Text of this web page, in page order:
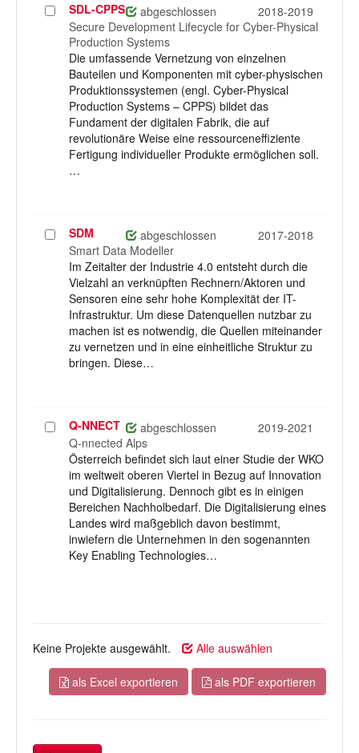
Projekt
auswählen
SDL-CPPS abgeschlossen
2018-2019
Secure Development Lifecycle for Cyber-Physical
Production Systems
Die umfassende Vernetzung von einzelnen
Bauteilen und Komponenten mit cyber-physischen
Produktionssystemen (engl. Cyber-Physical
Production Systems – CPPS) bildet das
Fundament der digitalen Fabrik, die auf
revolutionäre Weise eine ressourceneffiziente
Fertigung individueller Produkte ermöglichen soll.
…
Projekt
auswählen
SDM abgeschlossen
2017-2018
Smart Data Modeller
Im Zeitalter der Industrie 4.0 entsteht durch die
Vielzahl an verknüpften Rechnern/Aktoren und
Sensoren eine sehr hohe Komplexität der IT-
Infrastruktur. Um diese Datenquellen nutzbar zu
machen ist es notwendig, die Quellen miteinander
zu vernetzen und in eine einheitliche Struktur zu
bringen. Diese…
Projekt
auswählen
Q-NNECT abgeschlossen
2019-2021
Q-nnected Alps
Österreich befindet sich laut einer Studie der WKO
im weltweit oberen Viertel in Bezug auf Innovation
und Digitalisierung. Dennoch gibt es in einigen
Bereichen Nachholbedarf. Die Digitalisierung eines
Landes wird maßgeblich davon bestimmt,
inwiefern die Unternehmen in den sogenannten
Key Enabling Technologies…
Keine Projekte ausgewählt. Alle auswählen
als Excel exportieren als PDF exportieren